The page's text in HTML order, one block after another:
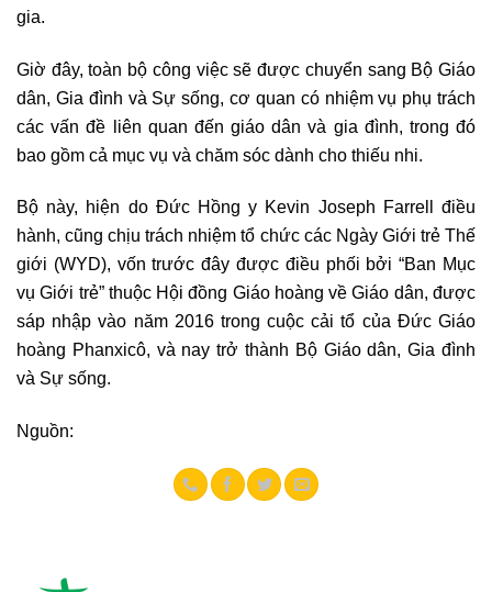
gia.
Giờ đây, toàn bộ công việc sẽ được chuyển sang Bộ Giáo
dân, Gia đình và Sự sống, cơ quan có nhiệm vụ phụ trách
các vấn đề liên quan đến giáo dân và gia đình, trong đó
bao gồm cả mục vụ và chăm sóc dành cho thiếu nhi.
Bộ này, hiện do Đức Hồng y Kevin Joseph Farrell điều
hành, cũng chịu trách nhiệm tổ chức các Ngày Giới trẻ Thế
giới (WYD), vốn trước đây được điều phối bởi “Ban Mục
vụ Giới trẻ” thuộc Hội đồng Giáo hoàng về Giáo dân, được
sáp nhập vào năm 2016 trong cuộc cải tổ của Đức Giáo
hoàng Phanxicô, và nay trở thành Bộ Giáo dân, Gia đình
và Sự sống.
Nguồn: